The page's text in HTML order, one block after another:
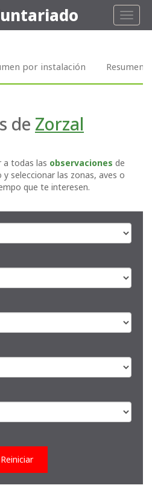
Toggle
por instalación Resumen
de Zorzal
a todas las observaciones de
seleccionar las zonas, aves o
que te interesen.
Reiniciar